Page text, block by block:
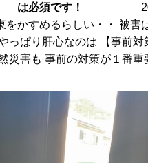
は必須です！
をかすめるらしい・・ 被害
っぱり肝心なのは 【事前対
災害も 事前の対策が１番重